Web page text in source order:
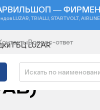
—
LUZAR, TRIALLI, STARTVOLT,
Вопрос-ответ
ГБЦ LUZAR
А/М